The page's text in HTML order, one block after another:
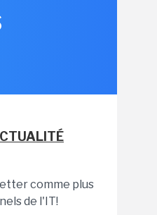
comme plus
de l'IT!